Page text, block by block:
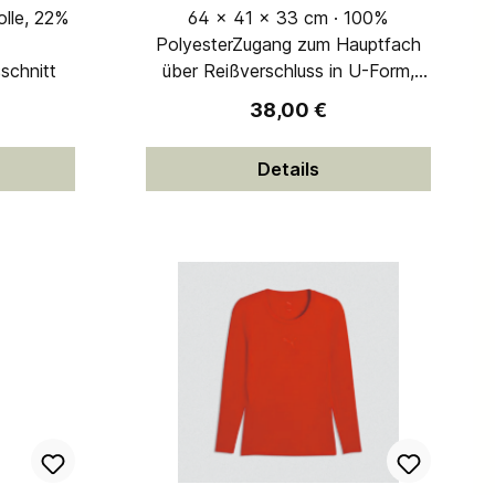
22%
64 x 41 x 33 cm · 100%
PolyesterZugang zum Hauptfach
über Reißverschluss in U-Form,
Bodenfach, Reißverschlusstasche
an der Seite, kleines Frontfach,
seitliche Netztasche für
Wasserflasche, verstellbarer,
Regulärer Preis:
38,00 €
Details